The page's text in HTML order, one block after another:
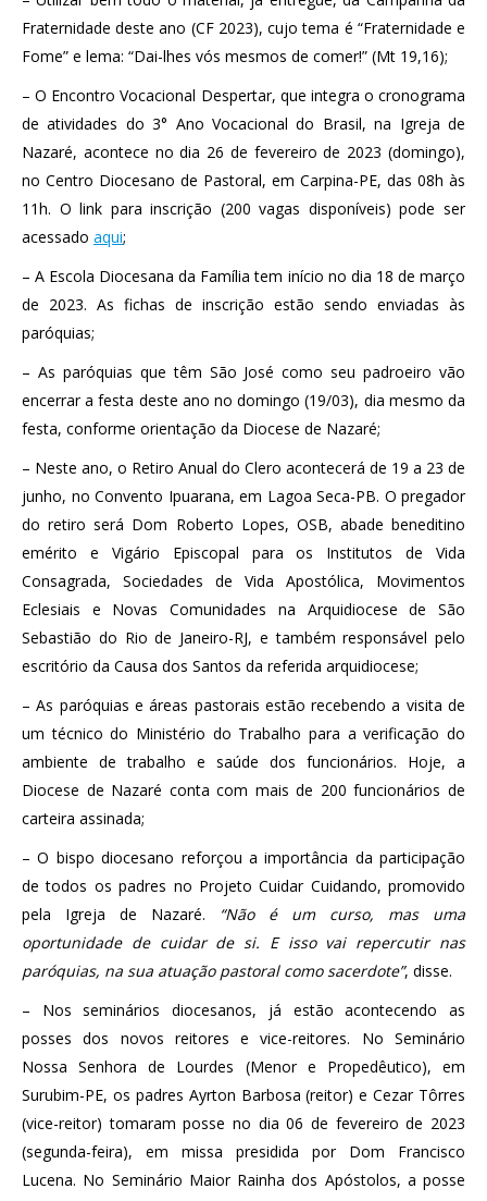
Fraternidade deste ano (CF 2023), cujo tema é “Fraternidade e
Fome” e lema: “Dai-lhes vós mesmos de comer!” (Mt 19,16);
– O Encontro Vocacional Despertar, que integra o cronograma
de atividades do 3° Ano Vocacional do Brasil, na Igreja de
Nazaré, acontece no dia 26 de fevereiro de 2023 (domingo),
no Centro Diocesano de Pastoral, em Carpina-PE, das 08h às
11h. O link para inscrição (200 vagas disponíveis) pode ser
acessado aqui;
– A Escola Diocesana da Família tem início no dia 18 de março
de 2023. As fichas de inscrição estão sendo enviadas às
paróquias;
– As paróquias que têm São José como seu padroeiro vão
encerrar a festa deste ano no domingo (19/03), dia mesmo da
festa, conforme orientação da Diocese de Nazaré;
– Neste ano, o Retiro Anual do Clero acontecerá de 19 a 23 de
junho, no Convento Ipuarana, em Lagoa Seca-PB. O pregador
do retiro será Dom Roberto Lopes, OSB, abade beneditino
emérito e Vigário Episcopal para os Institutos de Vida
Consagrada, Sociedades de Vida Apostólica, Movimentos
Eclesiais e Novas Comunidades na Arquidiocese de São
Sebastião do Rio de Janeiro-RJ, e também responsável pelo
escritório da Causa dos Santos da referida arquidiocese;
– As paróquias e áreas pastorais estão recebendo a visita de
um técnico do Ministério do Trabalho para a verificação do
ambiente de trabalho e saúde dos funcionários. Hoje, a
Diocese de Nazaré conta com mais de 200 funcionários de
carteira assinada;
– O bispo diocesano reforçou a importância da participação
de todos os padres no Projeto Cuidar Cuidando, promovido
pela Igreja de Nazaré.
“Não é um curso, mas uma
oportunidade de cuidar de si. E isso vai repercutir nas
paróquias, na sua atuação pastoral como sacerdote”, disse.
– Nos seminários diocesanos, já estão acontecendo as
posses dos novos reitores e vice-reitores. No Seminário
Nossa Senhora de Lourdes (Menor e Propedêutico), em
Surubim-PE, os padres Ayrton Barbosa (reitor) e Cezar Tôrres
(vice-reitor) tomaram posse no dia 06 de fevereiro de 2023
(segunda-feira), em missa presidida por Dom Francisco
Lucena. No Seminário Maior Rainha dos Apóstolos, a posse